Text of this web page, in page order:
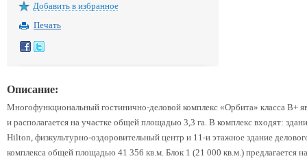
Добавить в избранное
Печать
Описание:
Многофункциональный гостинично-деловой комплекс «Орбита» класса В+
и располагается на участке общей площадью 3,3 га. В комплекс входят:
Hilton, физкультурно-оздоровительный центр и 11-и этажное здание
комплекса общей площадью 41 356 кв.м. Блок 1 (21 000 кв.м.) предлагается